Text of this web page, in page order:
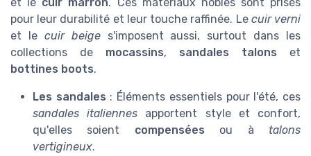
pour leur durabilité et leur touche raffinée. Le cuir verni
et le cuir beiges'imposent aussi, surtout dans les
collections de mocassins, sandales talons et
bottines boots.
Les sandales : Éléments essentiels pour l'été, ces
sandales italiennes apportent style et confort,
qu'elles soient compensées ou à talons
vertigineux.